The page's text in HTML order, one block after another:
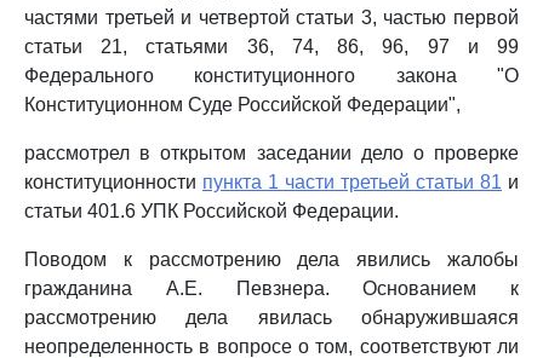
частями третьей и четвертой статьи 3, частью первой
статьи 21, статьями 36, 74, 86, 96, 97 и 99
Федерального конституционного закона "О
Конституционном Суде Российской Федерации",
рассмотрел в открытом заседании дело о проверке
конституционности пункта 1 части третьей статьи 81 и
статьи 401.6 УПК Российской Федерации.
Поводом к рассмотрению дела явились жалобы
гражданина А.Е. Певзнера. Основанием к
рассмотрению дела явилась обнаружившаяся
неопределенность в вопросе о том, соответствуют ли